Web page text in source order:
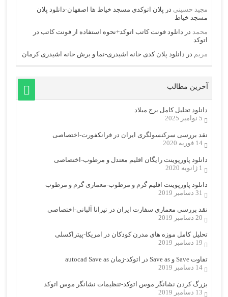
مجید حسینی در پلان اتوکدی مسجد خیاط ها اصفهان-دانلود پلان
مسجد خیاط
محمد در دانلود فونت کاتب اتوکد+نحوه استفاده از فونت کاتب در
اتوکد
مریم در دانلود پلان کدی خانه اشیدری-نما و برش خانه اشیدری کرمان
آخرین مطالب
دانلود تحلیل کامل برج میلاد
5 نوامبر 2025
نقد بررسی سرکنسولگری ایران در فرانکفورت-اختصاصی
14 فوریه 2020
دانلود پاورپوینت رایگان اقلیم معتدل و مرطوب-اختصاصی
1 ژانویه 2020
دانلود پاورپوینت اقلیم گرم و مرطوب-معماری گرم و مرطوب
31 دسامبر 2019
نقد بررسی معماری سفارت ایران در تیرانا آلبانی-اختصاصی
20 دسامبر 2019
تحلیل کامل موزه های مدرن کودکان در امریکا-پیتراکسلی
19 دسامبر 2019
تفاوت Save و Save as در اتوکد-زمان autocad Save as
14 دسامبر 2019
بزرگ کردن نشانگر موس اتوکد-تنظیمات نشانگر موس اتوکد
13 دسامبر 2019